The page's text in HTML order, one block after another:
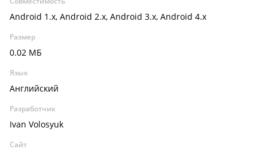
Android 1.x, Android 2.x, Android 3.x, Android 4.x
Размер
0.02 МБ
Язык
Английский
Разработчик
Ivan Volosyuk
Сайт